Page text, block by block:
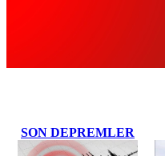
SON DEPREMLER